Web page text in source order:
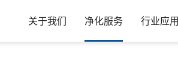
关于我们 净化服务 行业应用